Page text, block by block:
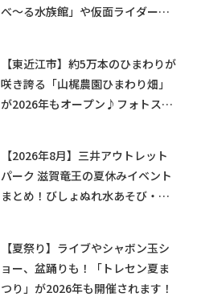
べ〜る水族館」や仮面ライダーシ
【東近江市】約5万本のひまわりが
咲き誇る「山梶農園ひまわり畑」
が2026年もオープン♪フォトスポ
【2026年8月】三井アウトレット
パーク 滋賀竜王の夏休みイベント
まとめ！びしょぬれ水あそび・激
【夏祭り】ライブやシャボン玉シ
ョー、盆踊りも！「トレセン夏ま
つり」が2026年も開催されます！